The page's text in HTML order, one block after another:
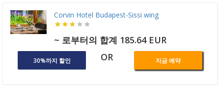
Corvin Hotel Budapest-Sissi wing
~ 로부터의 합계 185.64 EUR
30%까지 할인 OR 지금 예약